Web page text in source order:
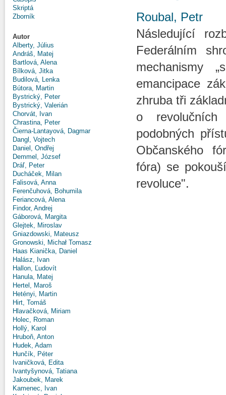
Skriptá
Zborník
Autor
Alberty, Július
Andráš, Matej
Bartlová, Alena
Bílková, Jitka
Budilová, Lenka
Bútora, Martin
Bystrický, Peter
Bystrický, Valerián
Chorvát, Ivan
Chrastina, Peter
Čierna-Lantayová, Dagmar
Dangl, Vojtech
Daniel, Ondřej
Demmel, József
Dráľ, Peter
Ducháček, Milan
Falisová, Anna
Ferenčuhová, Bohumila
Feriancová, Alena
Findor, Andrej
Gáborová, Margita
Glejtek, Miroslav
Gniazdowski, Mateusz
Gronowski, Michał Tomasz
Haas Kianička, Daniel
Halász, Ivan
Hallon, Ľudovít
Hanula, Matej
Hertel, Maroš
Hetényi, Martin
Hirt, Tomáš
Hlavačková, Miriam
Holec, Roman
Hollý, Karol
Hruboň, Anton
Hudek, Adam
Hunčík, Péter
Ivaničková, Edita
Ivantyšynová, Tatiana
Jakoubek, Marek
Kamenec, Ivan
Roubal, Petr
Následující
Federálním
mechanismy
emancipace
zhruba tři
o
podobných
Občanského
fóra) se
revoluce".